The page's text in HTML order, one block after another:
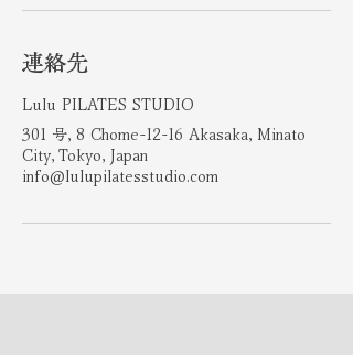
連絡先
Lulu PILATES STUDIO
301 号, 8 Chome-12-16 Akasaka, Minato
City, Tokyo, Japan
info@lulupilatesstudio.com